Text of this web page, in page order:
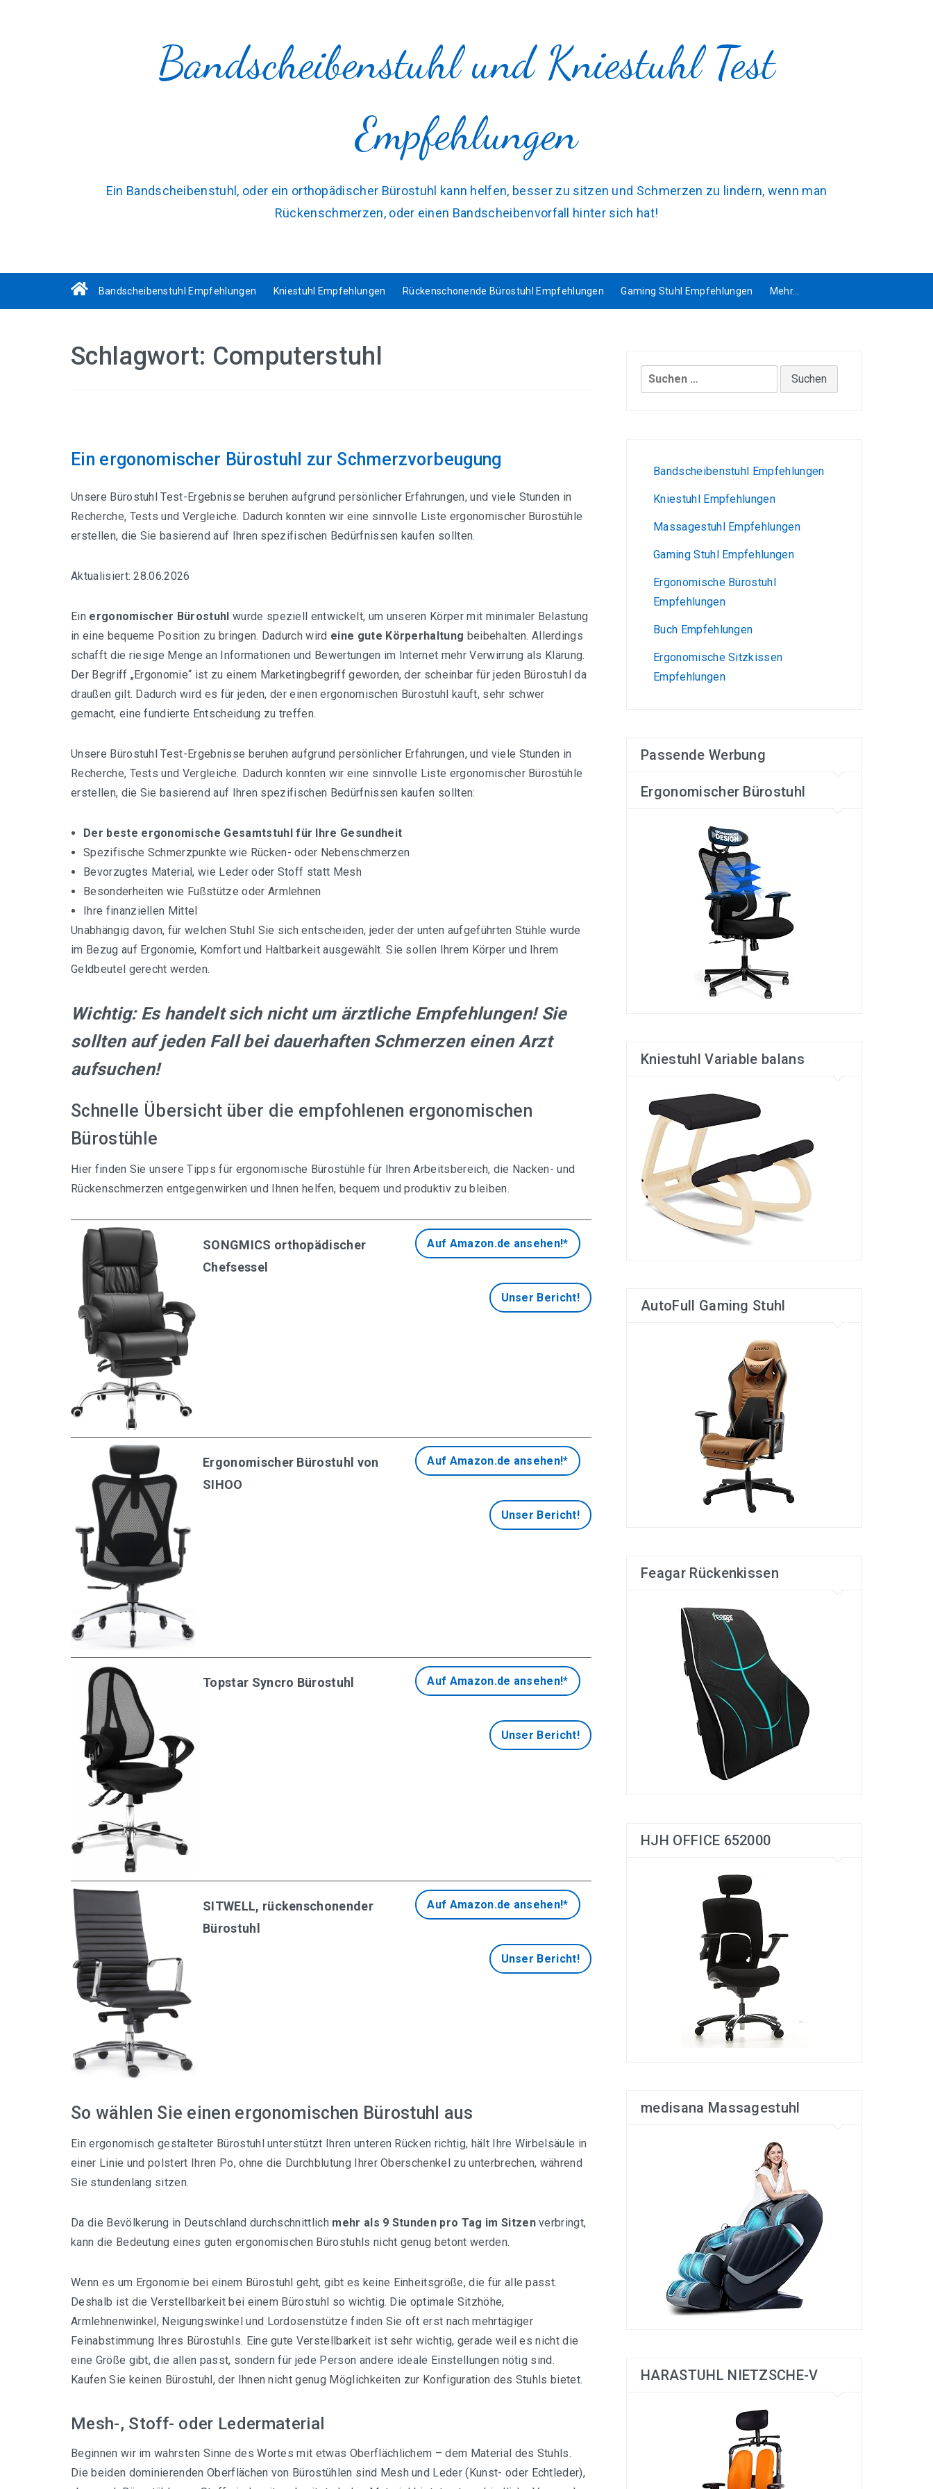
Bandscheibenstuhl und Kniestuhl Test
Empfehlungen
Ein Bandscheibenstuhl, oder ein orthopädischer Bürostuhl kann helfen, besser zu sitzen und Schmerzen zu lindern, wenn man
Rückenschmerzen, oder einen Bandscheibenvorfall hinter sich hat!
Bandscheibenstuhl Empfehlungen Kniestuhl Empfehlungen Rückenschonende Bürostuhl Empfehlungen Gaming Stuhl Empfehlungen Mehr…
Schlagwort: Computerstuhl
Ein ergonomischer Bürostuhl zur Schmerzvorbeugung
Unsere Bürostuhl Test-Ergebnisse beruhen aufgrund persönlicher Erfahrungen, und viele Stunden in
Recherche, Tests und Vergleiche. Dadurch konnten wir eine sinnvolle Liste ergonomischer Bürostühle
erstellen, die Sie basierend auf Ihren spezifischen Bedürfnissen kaufen sollten.
Aktualisiert: 28.06.2026
Ein ergonomischer Bürostuhl wurde speziell entwickelt, um unseren Körper mit minimaler Belastung
in eine bequeme Position zu bringen. Dadurch wird eine gute Körperhaltung beibehalten. Allerdings
schafft die riesige Menge an Informationen und Bewertungen im Internet mehr Verwirrung als Klärung.
Der Begriff „Ergonomie“ ist zu einem Marketingbegriff geworden, der scheinbar für jeden Bürostuhl da
draußen gilt. Dadurch wird es für jeden, der einen ergonomischen Bürostuhl kauft, sehr schwer
gemacht, eine fundierte Entscheidung zu treffen.
Unsere Bürostuhl Test-Ergebnisse beruhen aufgrund persönlicher Erfahrungen, und viele Stunden in
Recherche, Tests und Vergleiche. Dadurch konnten wir eine sinnvolle Liste ergonomischer Bürostühle
erstellen, die Sie basierend auf Ihren spezifischen Bedürfnissen kaufen sollten:
Der beste ergonomische Gesamtstuhl für Ihre Gesundheit
Spezifische Schmerzpunkte wie Rücken- oder Nebenschmerzen
Bevorzugtes Material, wie Leder oder Stoff statt Mesh
Besonderheiten wie Fußstütze oder Armlehnen
Ihre finanziellen Mittel
Unabhängig davon, für welchen Stuhl Sie sich entscheiden, jeder der unten aufgeführten Stühle wurde
im Bezug auf Ergonomie, Komfort und Haltbarkeit ausgewählt. Sie sollen Ihrem Körper und Ihrem
Geldbeutel gerecht werden.
Wichtig: Es handelt sich nicht um ärztliche Empfehlungen! Sie
sollten auf jeden Fall bei dauerhaften Schmerzen einen Arzt
aufsuchen!
Schnelle Übersicht über die empfohlenen ergonomischen
Bürostühle
Hier finden Sie unsere Tipps für ergonomische Bürostühle für Ihren Arbeitsbereich, die Nacken- und
Rückenschmerzen entgegenwirken und Ihnen helfen, bequem und produktiv zu bleiben.
SONGMICS orthopädischer
Chefsessel
Auf Amazon.de ansehen!*
Unser Bericht!
Ergonomischer Bürostuhl von
SIHOO
Auf Amazon.de ansehen!*
Unser Bericht!
Topstar Syncro Bürostuhl Auf Amazon.de ansehen!*
Unser Bericht!
SITWELL, rückenschonender
Bürostuhl
Auf Amazon.de ansehen!*
Unser Bericht!
So wählen Sie einen ergonomischen Bürostuhl aus
Ein ergonomisch gestalteter Bürostuhl unterstützt Ihren unteren Rücken richtig, hält Ihre Wirbelsäule in
einer Linie und polstert Ihren Po, ohne die Durchblutung Ihrer Oberschenkel zu unterbrechen, während
Sie stundenlang sitzen.
Da die Bevölkerung in Deutschland durchschnittlich mehr als 9 Stunden pro Tag im Sitzenverbringt,
kann die Bedeutung eines guten ergonomischen Bürostuhls nicht genug betont werden.
Wenn es um Ergonomie bei einem Bürostuhl geht, gibt es keine Einheitsgröße, die für alle passt.
Deshalb ist die Verstellbarkeit bei einem Bürostuhl so wichtig. Die optimale Sitzhöhe,
Armlehnenwinkel, Neigungswinkel und Lordosenstütze finden Sie oft erst nach mehrtägiger
Feinabstimmung Ihres Bürostuhls. Eine gute Verstellbarkeit ist sehr wichtig, gerade weil es nicht die
eine Größe gibt, die allen passt, sondern für jede Person andere ideale Einstellungen nötig sind.
Kaufen Sie keinen Bürostuhl, der Ihnen nicht genug Möglichkeiten zur Konfiguration des Stuhls bietet.
Mesh-, Stoff- oder Ledermaterial
Beginnen wir im wahrsten Sinne des Wortes mit etwas Oberflächlichem – dem Material des Stuhls.
Die beiden dominierenden Oberflächen von Bürostühlen sind Mesh und Leder (Kunst- oder Echtleder),
Suchen
nach:
Bandscheibenstuhl Empfehlungen
Kniestuhl Empfehlungen
Massagestuhl Empfehlungen
Gaming Stuhl Empfehlungen
Ergonomische Bürostuhl
Empfehlungen
Buch Empfehlungen
Ergonomische Sitzkissen
Empfehlungen
Passende Werbung
Ergonomischer Bürostuhl
Kniestuhl Variable balans
AutoFull Gaming Stuhl
Feagar Rückenkissen
HJH OFFICE 652000
medisana Massagestuhl
HARASTUHL NIETZSCHE-V